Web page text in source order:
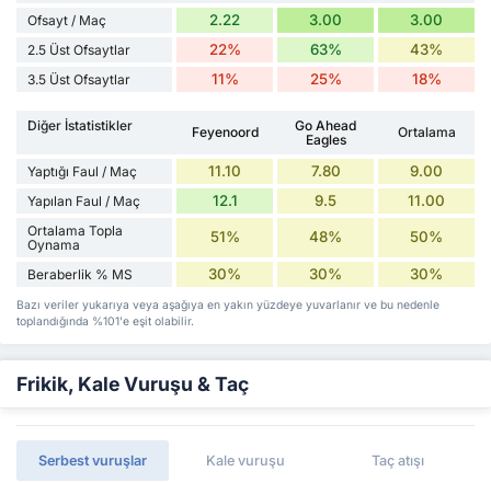
Ofsayt / Maç 2.22 3.00 3.00
2.5 Üst Ofsaytlar 22% 63% 43%
3.5 Üst Ofsaytlar 11% 25% 18%
Diğer İstatistikler Feyenoord
Go Ahead
Eagles
Ortalama
Yaptığı Faul / Maç 11.10 7.80 9.00
Yapılan Faul / Maç 12.1 9.5 11.00
Ortalama Topla
Oynama
51% 48% 50%
Beraberlik % MS 30% 30% 30%
Bazı veriler yukarıya veya aşağıya en yakın yüzdeye yuvarlanır ve bu nedenle
toplandığında %101'e eşit olabilir.
Frikik, Kale Vuruşu & Taç
Serbest vuruşlar Kale vuruşu Taç atışı